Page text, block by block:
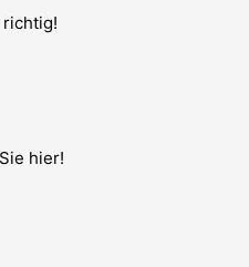
hier!